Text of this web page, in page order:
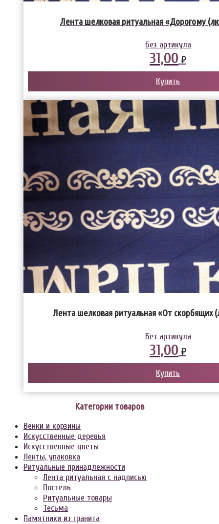
Лента шелковая ритуальная «Дорогому
Без артикула
31,00 ₽
Купить
Лента шелковая ритуальная «От скорбящих
Без артикула
31,00 ₽
Купить
Категории товаров
Венки и корзины
Искусственные деревья
Искусственные цветы
Ленты, упаковка
Ритуальные принадлежности
Лента ритуальная с надписью
Постель
Ритуальные товары
Тесьма
Памятники из гранита